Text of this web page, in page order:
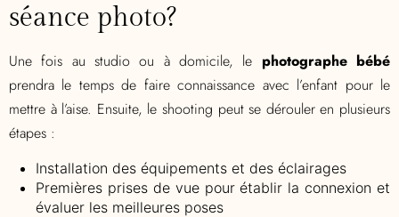
séance photo?
Une fois au studio ou à domicile, le photographe bébé
prendra le temps de faire connaissance avec l’enfant pour le
mettre à l’aise. Ensuite, le shooting peut se dérouler en plusieurs
étapes :
Installation des équipements et des éclairages
Premières prises de vue pour établir la connexion et
évaluer les meilleures poses